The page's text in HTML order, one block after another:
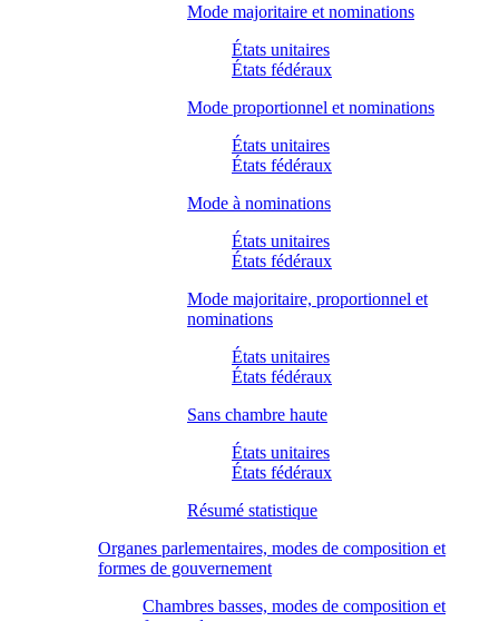
Mode majoritaire et nominations
États unitaires
États fédéraux
Mode proportionnel et nominations
États unitaires
États fédéraux
Mode à nominations
États unitaires
États fédéraux
Mode majoritaire, proportionnel et
nominations
États unitaires
États fédéraux
Sans chambre haute
États unitaires
États fédéraux
Résumé statistique
Organes parlementaires, modes de composition et
formes de gouvernement
Chambres basses, modes de composition et